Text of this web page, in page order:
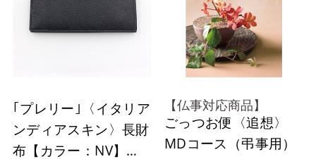
｢プレリー｣〈イタリア
ンディアスキン〉長財
布【カラー：NV】
【仏事対応商品】
ごっつお便〈追想〉
MDコース（弔事用）